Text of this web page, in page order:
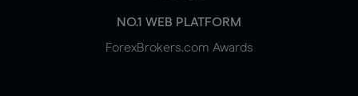
NO.1 WEB PLATFORM
ForexBrokers.com Awards